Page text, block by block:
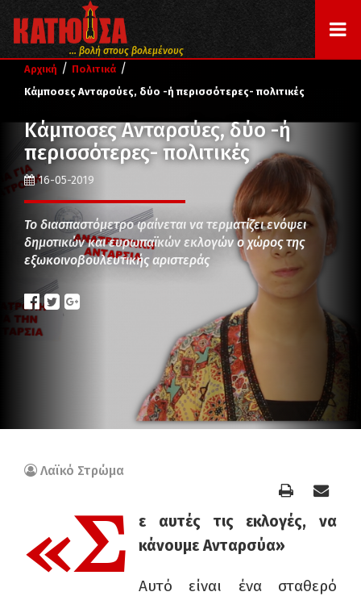
... βολή στους βολεμένους
Αρχική / Πολιτικά /
Κάμποσες Ανταρσύες, δύο -ή περισσότερες- πολιτικές
Κάμποσες Ανταρσύες, δύο -ή
περισσότερες- πολιτικές
16-05-2019
Το διασπαστόμετρο φαίνεται να τερματίζει ενόψει
δημοτικών και ευρωπαϊκών εκλογών ο χώρος της
εξωκοινοβουλευτικής αριστεράς
Λαϊκό Στρώμα
«Σ
ε αυτές τις εκλογές, να
κάνουμε Ανταρσύα»
Αυτό είναι ένα σταθερό